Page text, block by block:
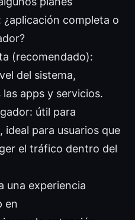
completa o
(recomendado):
del sistema,
apps y servicios.
útil para
ideal para usuarios que
el tráfico dentro del
una experiencia
en